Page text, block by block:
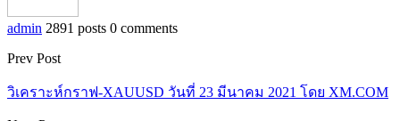
admin 2891 posts 0 comments
Prev Post
วิเคราะห์กราฟ-XAUUSD วันที่ 23 มีนาคม 2021 โดย XM.COM